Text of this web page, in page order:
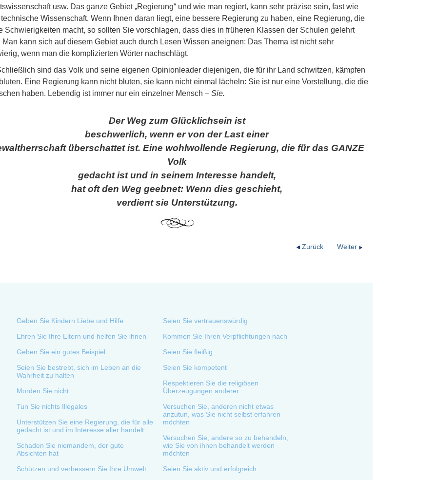
usw. Das ganze Gebiet „Regierung“ und wie man regiert, kann sehr präzise sein, fast wie
Wissenschaft. Wenn Ihnen daran liegt, eine bessere Regierung zu haben, eine Regierung, die
Schwierigkeiten macht, so sollten Sie vorschlagen, dass dies in früheren Klassen der Schulen gelehrt
Man kann sich auf diesem Gebiet auch durch Lesen Wissen aneignen: Das Thema ist nicht sehr
wenn man die komplizierten Wörter nachschlägt.
sind das Volk und seine eigenen Opinionleader diejenigen, die für ihr Land schwitzen, kämpfen
Eine Regierung kann nicht bluten, sie kann nicht einmal lächeln: Sie ist nur eine Vorstellung, die die
haben. Lebendig ist immer nur ein einzelner Mensch – Sie.
Der Weg zum Glücklichsein ist
beschwerlich, wenn er von der Last einer
überschattet ist. Eine wohlwollende Regierung, die für das GANZE
Volk
gedacht ist und in seinem Interesse handelt,
hat oft den Weg geebnet: Wenn dies geschieht,
verdient sie Unterstützung.
Weiter
Zurück
Geben Sie Kindern Liebe und Hilfe
Ehren Sie Ihre Eltern und helfen Sie ihnen
Geben Sie ein gutes Beispiel
Seien Sie bestrebt, sich im Leben an die
Wahrheit zu halten
Morden Sie nicht
Tun Sie nichts Illegales
Unterstützen Sie eine Regierung, die für alle
gedacht ist und im Interesse aller handelt
Schaden Sie niemandem, der gute
Absichten hat
Schützen und verbessern Sie Ihre Umwelt
Seien Sie vertrauenswürdig
Kommen Sie Ihren Verpflichtungen nach
Seien Sie fleißig
Seien Sie kompetent
Respektieren Sie die religiösen
Überzeugungen anderer
Versuchen Sie, anderen nicht etwas
anzutun, was Sie nicht selbst erfahren
möchten
Versuchen Sie, andere so zu behandeln,
wie Sie von ihnen behandelt werden
möchten
Seien Sie aktiv und erfolgreich